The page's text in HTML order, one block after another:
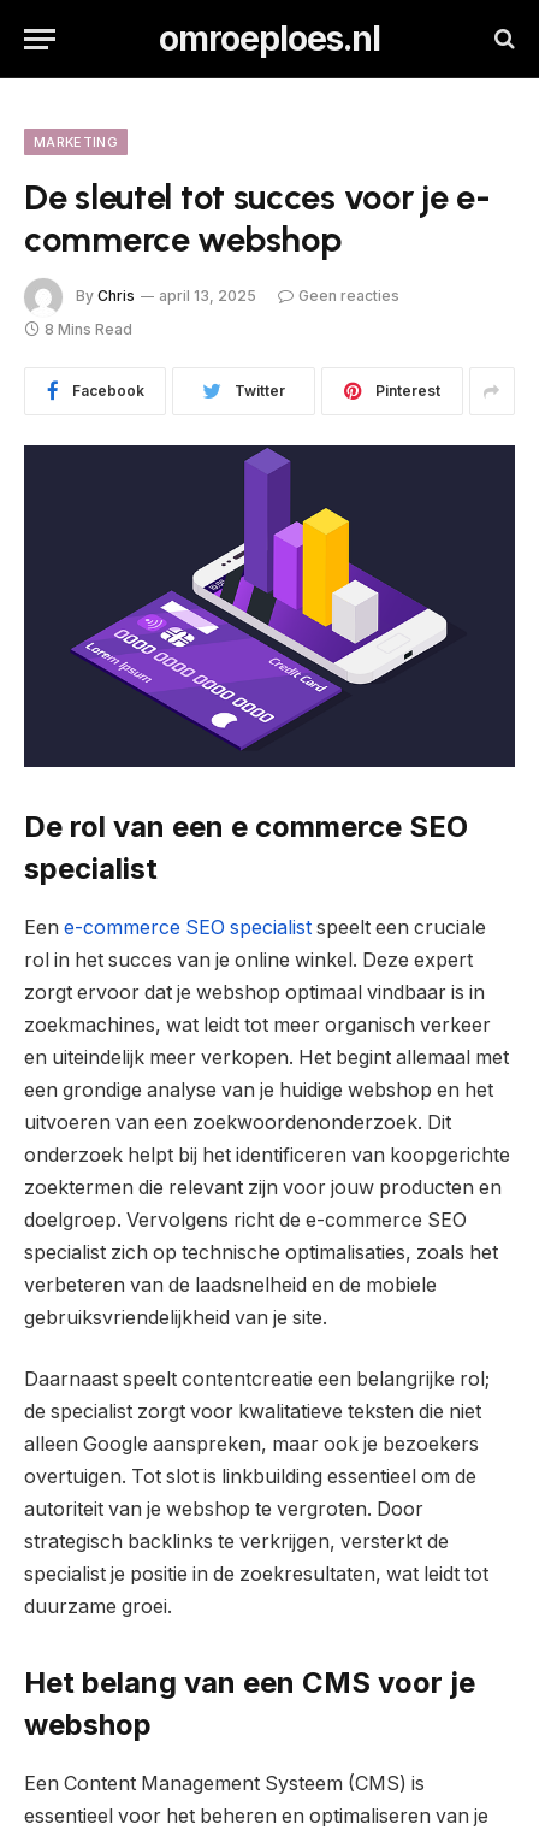
omroeploes.nl
MARKETING
De sleutel tot succes voor je e-
commerce webshop
By Chris april 13, 2025
Geen reacties
8 Mins Read
Facebook Twitter Pinterest
De rol van een e commerce SEO
specialist
Een e-commerce SEO specialist speelt een cruciale
rol in het succes van je online winkel. Deze expert
zorgt ervoor dat je webshop optimaal vindbaar is in
zoekmachines, wat leidt tot meer organisch verkeer
en uiteindelijk meer verkopen. Het begint allemaal met
een grondige analyse van je huidige webshop en het
uitvoeren van een zoekwoordenonderzoek. Dit
onderzoek helpt bij het identificeren van koopgerichte
zoektermen die relevant zijn voor jouw producten en
doelgroep. Vervolgens richt de e-commerce SEO
specialist zich op technische optimalisaties, zoals het
verbeteren van de laadsnelheid en de mobiele
gebruiksvriendelijkheid van je site.
Daarnaast speelt contentcreatie een belangrijke rol;
de specialist zorgt voor kwalitatieve teksten die niet
alleen Google aanspreken, maar ook je bezoekers
overtuigen. Tot slot is linkbuilding essentieel om de
autoriteit van je webshop te vergroten. Door
strategisch backlinks te verkrijgen, versterkt de
specialist je positie in de zoekresultaten, wat leidt tot
duurzame groei.
Het belang van een CMS voor je
webshop
Een Content Management Systeem (CMS) is
essentieel voor het beheren en optimaliseren van je